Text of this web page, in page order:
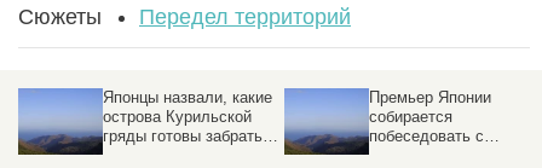
Сюжеты Передел территорий
Японцы назвали, какие
острова Курильской
гряды готовы забрать
Премьер Японии
собирается
побеседовать с